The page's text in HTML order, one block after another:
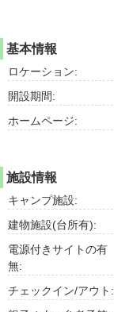
基本情報
ロケーション:
開設期間:
ホームページ:
施設情報
キャンプ施設:
建物施設(台所有):
電源付きサイトの有
無:
チェックイン/アウト: